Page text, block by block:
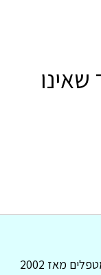
מאז 2002